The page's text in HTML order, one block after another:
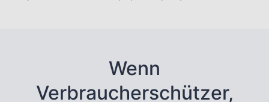
Wenn
Verbraucherschützer,